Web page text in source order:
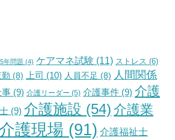
年問題 (4) ケアマネ試験 (11) ストレス (6)
(8) 上司 (10) 人員不足 (8) 人間関係
事 (9) 介護リーダー (5) 介護事件 (9) 介護
(9) 介護施設 (54) 介護業
護現場 (91) 介護福祉士